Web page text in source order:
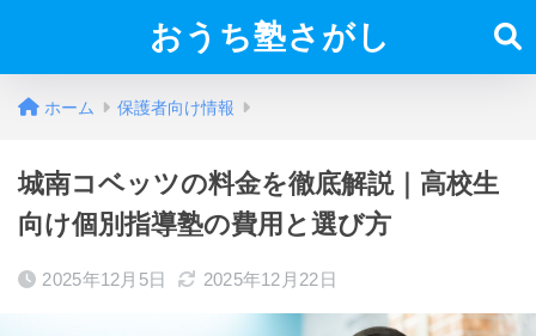
おうち塾さがし
ホーム 保護者向け情報
城南コベッツの料金を徹底解説｜高校生
向け個別指導塾の費用と選び方
2025年12月5日 2025年12月22日